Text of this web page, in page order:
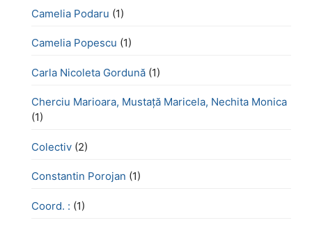
Camelia Podaru (1)
Camelia Popescu (1)
Carla Nicoleta Gordună (1)
Cherciu Marioara, Mustață Maricela, Nechita Monica
(1)
Colectiv (2)
Constantin Porojan (1)
Coord. : (1)